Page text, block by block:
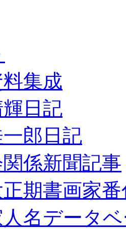
集成
日記
郎日記
係新聞記事
期書画家
名データ